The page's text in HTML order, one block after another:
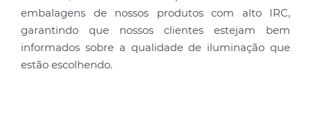
embalagens de nossos produtos com alto IRC,
garantindo que nossos clientes estejam bem
informados sobre a qualidade de iluminação que
estão escolhendo.